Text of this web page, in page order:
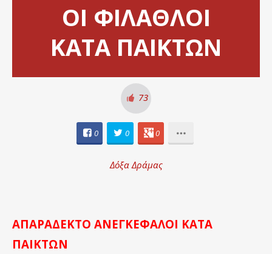
ΟΙ ΦΙΛΑΘΛΟΙ
ΚΑΤΑ ΠΑΙΚΤΩΝ
73
0 0 0
Δόξα Δράμας
ΑΠΑΡΑΔΕΚΤΟ ΑΝΕΓΚΕΦΑΛΟΙ ΚΑΤΑ
ΠΑΙΚΤΩΝ